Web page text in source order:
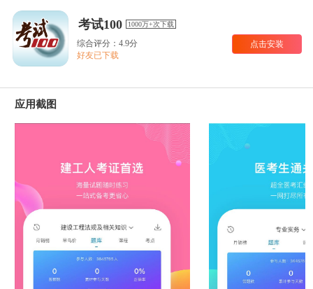
考试100 1000万+次下载
综合评分：4.9分
好友已下载
点击安装
应用截图